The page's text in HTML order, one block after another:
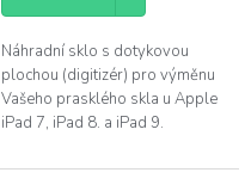
hvězdiček.
Náhradní sklo s dotykovou
plochou (digitizér) pro výměnu
Vašeho prasklého skla u Apple
iPad 7, iPad 8. a iPad 9.
pro ambient light senzory)....